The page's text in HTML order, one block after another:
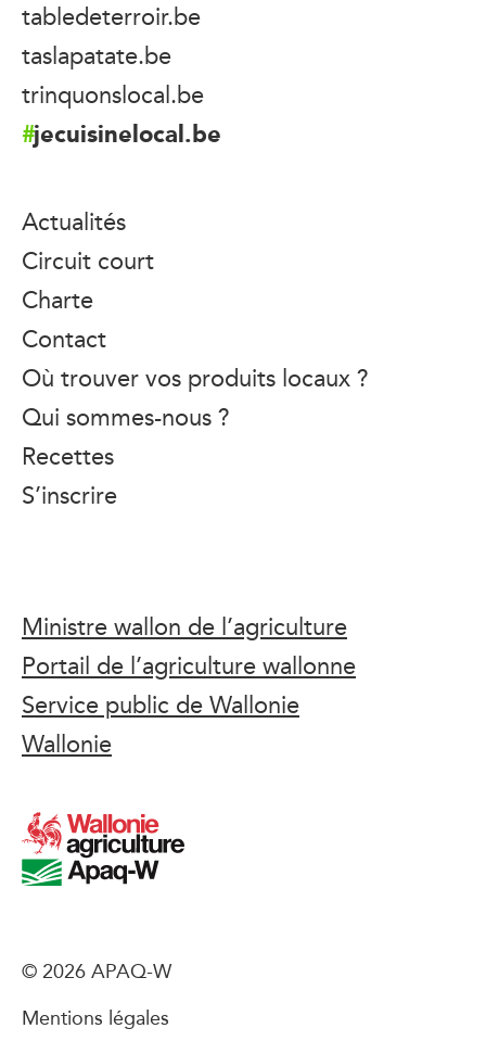
tabledeterroir.be
taslapatate.be
trinquonslocal.be
jecuisinelocal.be
Actualités
Circuit court
Charte
Contact
Où trouver vos produits locaux ?
Qui sommes-nous ?
Recettes
S’inscrire
Ministre wallon de l’agriculture
Portail de l’agriculture wallonne
Service public de Wallonie
Wallonie
© 2026 APAQ-W
Mentions légales